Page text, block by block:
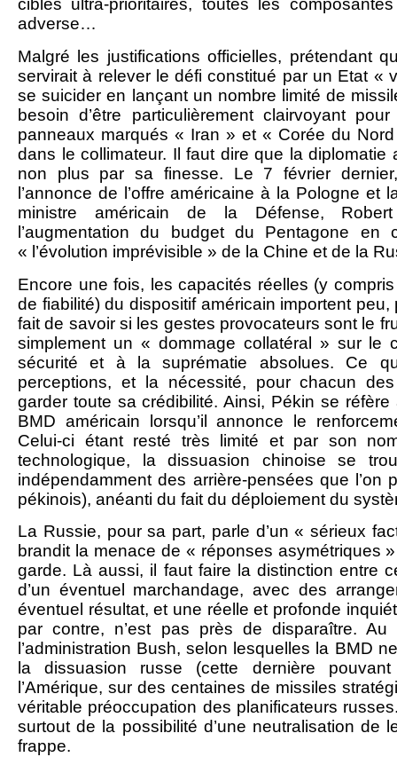
cibles ultra-prioritaires, toutes les
adverse…
Malgré les justifications officielles, prétendant
servirait à relever le défi constitué par un Etat «
se suicider en lançant un nombre limité de
besoin d’être particulièrement clairvoyant
panneaux marqués « Iran » et « Corée du
dans le collimateur. Il faut dire que la diplomatie
non plus par sa finesse. Le 7 février
l’annonce de l’offre américaine à la Pologne et
ministre américain de la Défense,
l’augmentation du budget du Pentagone en
« l’évolution imprévisible » de la Chine et de la
Encore une fois, les capacités réelles (y
de fiabilité) du dispositif américain importent peu,
fait de savoir si les gestes provocateurs sont le
simplement un « dommage collatéral » sur le
sécurité et à la suprématie absolues. Ce
perceptions, et la nécessité, pour chacun
garder toute sa crédibilité. Ainsi, Pékin se
BMD américain lorsqu’il annonce le
Celui-ci étant resté très limité et par son
technologique, la dissuasion chinoise se
indépendamment des arrière-pensées que l’on
pékinois), anéanti du fait du déploiement du
La Russie, pour sa part, parle d’un « sérieux
brandit la menace de « réponses asymétriques
garde. Là aussi, il faut faire la distinction entre
d’un éventuel marchandage, avec des
éventuel résultat, et une réelle et profonde
par contre, n’est pas près de disparaître.
l’administration Bush, selon lesquelles la BMD
la dissuasion russe (cette dernière
l’Amérique, sur des centaines de missiles
véritable préoccupation des planificateurs
surtout de la possibilité d’une neutralisation de
frappe.